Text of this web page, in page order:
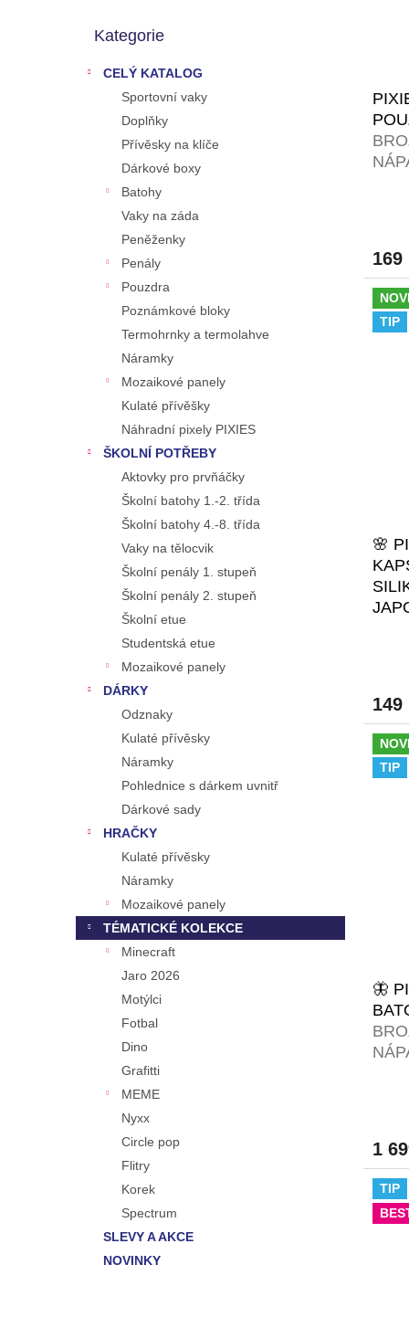
kategorie
Kategorie
CELÝ KATALOG
Sportovní vaky
Doplňky
Přívěsky na klíče
Dárkové boxy
Batohy
Vaky na záda
Peněženky
Penály
Pouzdra
Poznámkové bloky
Termohrnky a termolahve
Náramky
Mozaikové panely
Kulaté přívěšky
Náhradní pixely PIXIES
ŠKOLNÍ POTŘEBY
Aktovky pro prvňáčky
Školní batohy 1.-2. třída
Školní batohy 4.-8. třída
Vaky na tělocvik
Školní penály 1. stupeň
Školní penály 2. stupeň
Školní etue
Studentská etue
Mozaikové panely
DÁRKY
Odznaky
Kulaté přívěsky
Náramky
Pohlednice s dárkem uvnitř
Dárkové sady
HRAČKY
Kulaté přívěsky
Náramky
Mozaikové panely
TÉMATICKÉ KOLEKCE
Minecraft
Jaro 2026
Motýlci
Fotbal
Dino
Grafitti
MEME
Nyxx
Circle pop
Flitry
Korek
Spectrum
SLEVY A AKCE
NOVINKY
169
TIP
🌸
149
TIP
🦋
1
TIP